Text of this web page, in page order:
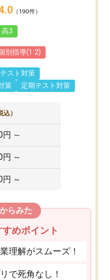
（190件）
高3
別指導(1:2)
スト対策
策
定期テスト対策
込）
円 ～
円 ～
円 ～
らみた
めポイント
理解がスムーズ！
で死角なし！